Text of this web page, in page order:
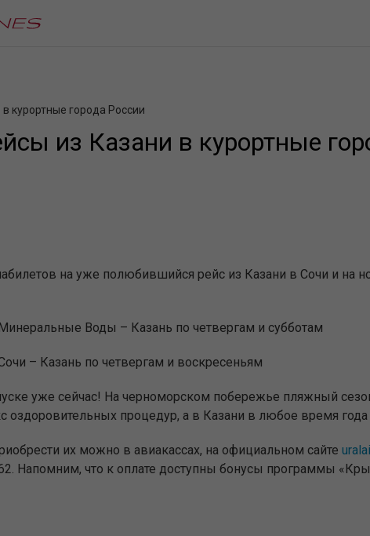
курортные города России
из Казани в курортные
на уже полюбившийся рейс из Казани в Сочи и на
Воды – Казань по четвергам и субботам
– Казань по четвергам и воскресеньям
уже сейчас! На черноморском побережье пляжный
оздоровительных процедур, а в Казани в любое время
их можно в авиакассах, на официальном сайте
Напомним, что к оплате доступны бонусы программы